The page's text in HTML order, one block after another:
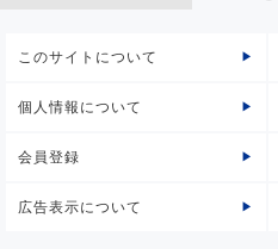
このサイトについて
個人情報について
会員登録
広告表示について